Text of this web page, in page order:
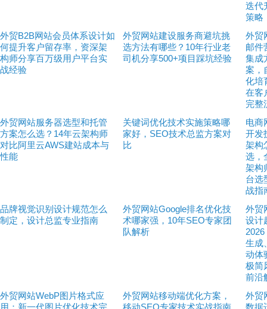
迭代
策略
外贸B2B网站会员体系设计如
何提升客户留存率，资深架
构师分享百万级用户平台实
战经验
外贸网站建设服务商避坑挑
选方法有哪些？10年行业老
司机分享500+项目踩坑经验
外贸
邮件
集成
案，
化培
在客
完整
外贸网站服务器选型和托管
方案怎么选？14年云架构师
对比阿里云AWS建站成本与
性能
关键词优化技术实施策略哪
家好，SEO技术总监方案对
比
电商
开发
架构
选，
架构
台选
战指
品牌视觉识别设计规范怎么
制定，设计总监专业指南
外贸网站Google排名优化技
术哪家强，10年SEO专家团
队解析
外贸
设计
生成
动体
极简
前沿
外贸网站WebP图片格式应
用：新一代图片优化技术完
外贸网站移动端优化方案，
移动SEO专家技术实战指南
外贸
数据